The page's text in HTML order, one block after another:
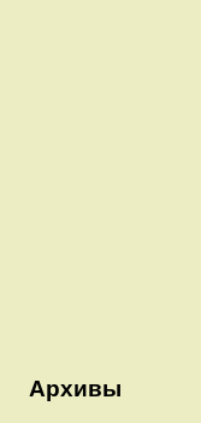
Архивы